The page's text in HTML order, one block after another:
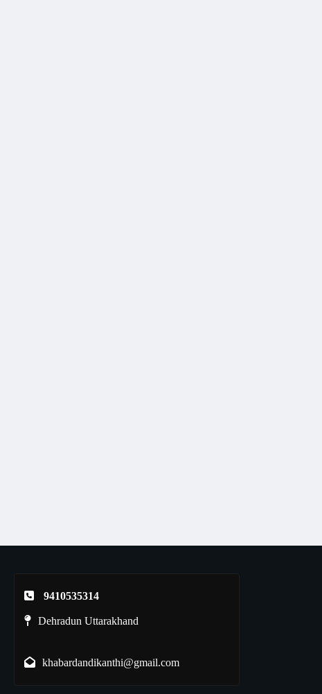
9410535314
Dehradun Uttarakhand
khabardandikanthi@gmail.com